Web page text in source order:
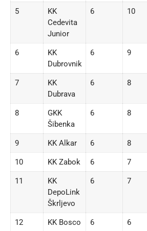
5
KK
Cedevita
Junior
6 10
6
KK
Dubrovnik
6 9
7
KK
Dubrava
6 8
8
GKK
Šibenka
6 8
9 KK Alkar 6 8
10 KK Zabok 6 7
11
KK
DepoLink
Škrljevo
6 7
12 KK Bosco 6 6